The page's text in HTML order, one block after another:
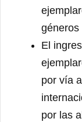
géneros
El
por vía
por las